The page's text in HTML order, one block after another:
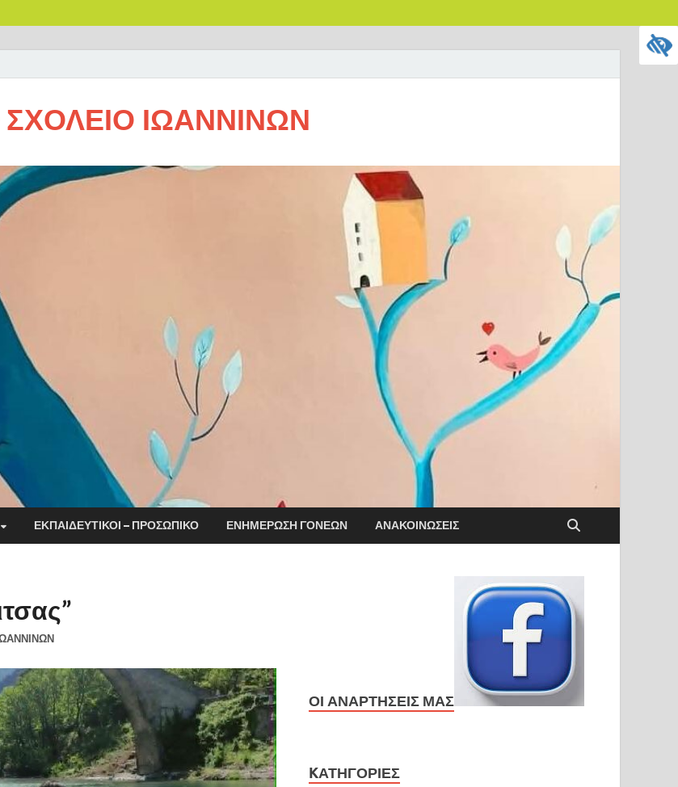
ΙΩΑΝΝΙΝΩΝ
ΕΚΠΑΙΔΕΥΤΙΚΟΊ – ΠΡΟΣΩΠΙΚΌ ΕΝΗΜΈΡΩΣΗ ΓΟΝΈΩΝ ΑΝΑΚΟΙΝΏΣΕΙΣ
ΟΙ ΑΝΑΡΤΉΣΕΙΣ ΜΑΣ
KΑΤΗΓΟΡΊΕΣ